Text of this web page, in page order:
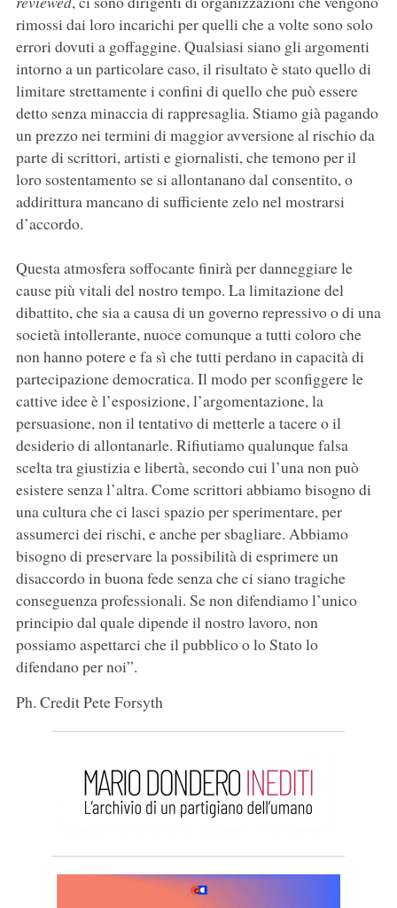
rimossi dai loro incarichi per quelli che a volte sono solo
errori dovuti a goffaggine. Qualsiasi siano gli argomenti
intorno a un particolare caso, il risultato è stato quello di
limitare strettamente i confini di quello che può essere
detto senza minaccia di rappresaglia. Stiamo già pagando
un prezzo nei termini di maggior avversione al rischio da
parte di scrittori, artisti e giornalisti, che temono per il
loro sostentamento se si allontanano dal consentito, o
addirittura mancano di sufficiente zelo nel mostrarsi
d’accordo.
Questa atmosfera soffocante finirà per danneggiare le
cause più vitali del nostro tempo. La limitazione del
dibattito, che sia a causa di un governo repressivo o di una
società intollerante, nuoce comunque a tutti coloro che
non hanno potere e fa sì che tutti perdano in capacità di
partecipazione democratica. Il modo per sconfiggere le
cattive idee è l’esposizione, l’argomentazione, la
persuasione, non il tentativo di metterle a tacere o il
desiderio di allontanarle. Rifiutiamo qualunque falsa
scelta tra giustizia e libertà, secondo cui l’una non può
esistere senza l’altra. Come scrittori abbiamo bisogno di
una cultura che ci lasci spazio per sperimentare, per
assumerci dei rischi, e anche per sbagliare. Abbiamo
bisogno di preservare la possibilità di esprimere un
disaccordo in buona fede senza che ci siano tragiche
conseguenza professionali. Se non difendiamo l’unico
principio dal quale dipende il nostro lavoro, non
possiamo aspettarci che il pubblico o lo Stato lo
difendano per noi”.
Ph. Credit Pete Forsyth